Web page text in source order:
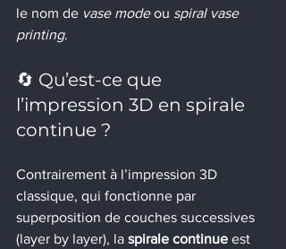
le nom de vase mode ou spiral vase
printing.
🔄 Qu’est-ce que
l’impression 3D en spirale
continue ?
Contrairement à l’impression 3D
classique, qui fonctionne par
superposition de couches successives
(layer by layer), la spirale continue est